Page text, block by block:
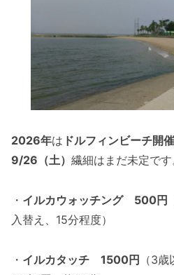
2026年は ドルフィンビーチ開
9/26（土） 繊細はまだ未定です
・ イルカウォッチング 500円
入替え、15分程度）
・ イルカタッチ 1500円 （3